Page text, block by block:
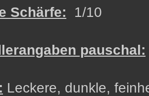
Schärfe: 1/10
pauschal:
Leckere, dunkle,